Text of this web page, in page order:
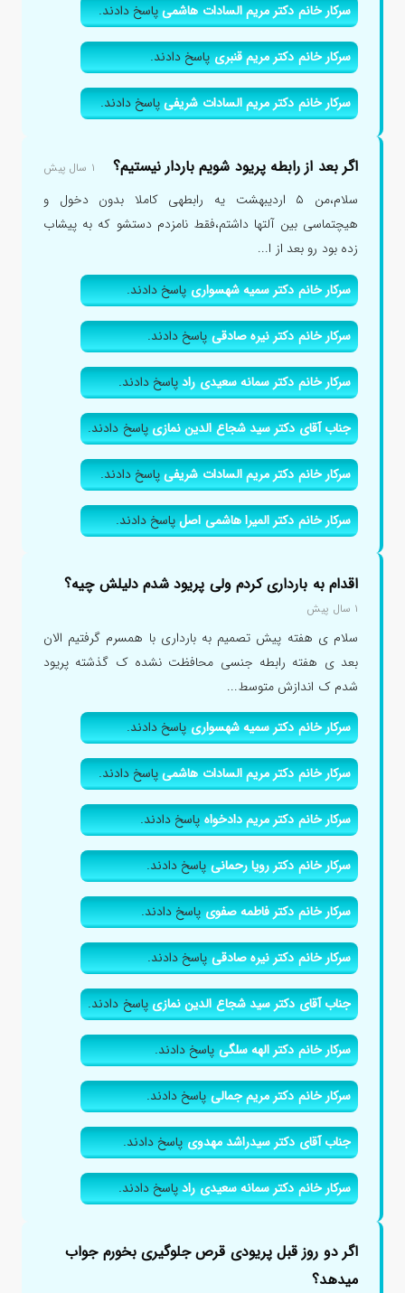
سرکار خانم دکتر مریم السادات هاشمیپاسخ دادند.
سرکار خانم دکتر مریم قنبریپاسخ دادند.
سرکار خانم دکتر مریم السادات شریفیپاسخ دادند.
اگر بعد از رابطه پریود شویم باردار نیستیم؟ ۱ سال پیش
سلام،من ۵ اردیبهشت یه رابطهی کاملا بدون دخول و
هیچتماسی بین آلتها داشتم،فقط نامزدم دستشو که به پیشاب
زده بود رو بعد از ا...
سرکار خانم دکتر سمیه شهسواریپاسخ دادند.
سرکار خانم دکتر نیره صادقیپاسخ دادند.
سرکار خانم دکتر سمانه سعیدی رادپاسخ دادند.
جناب آقای دکتر سید شجاع الدین نمازیپاسخ دادند.
سرکار خانم دکتر مریم السادات شریفیپاسخ دادند.
سرکار خانم دکتر المیرا هاشمی اصلپاسخ دادند.
اقدام به بارداری کردم ولی پریود شدم دلیلش چیه؟
۱ سال پیش
سلام ی هفته پیش تصمیم به بارداری با همسرم گرفتیم الان
بعد ی هفته رابطه جنسی محافظت نشده ک گذشته پریود
شدم ک اندازش متوسط...
سرکار خانم دکتر سمیه شهسواریپاسخ دادند.
سرکار خانم دکتر مریم السادات هاشمیپاسخ دادند.
سرکار خانم دکتر مریم دادخواهپاسخ دادند.
سرکار خانم دکتر رویا رحمانیپاسخ دادند.
سرکار خانم دکتر فاطمه صفویپاسخ دادند.
سرکار خانم دکتر نیره صادقیپاسخ دادند.
جناب آقای دکتر سید شجاع الدین نمازیپاسخ دادند.
سرکار خانم دکتر الهه سلگیپاسخ دادند.
سرکار خانم دکتر مریم جمالیپاسخ دادند.
جناب آقای دکتر سیدراشد مهدویپاسخ دادند.
سرکار خانم دکتر سمانه سعیدی رادپاسخ دادند.
اگر دو روز قبل پریودی قرص جلوگیری بخورم جواب
میدهد؟